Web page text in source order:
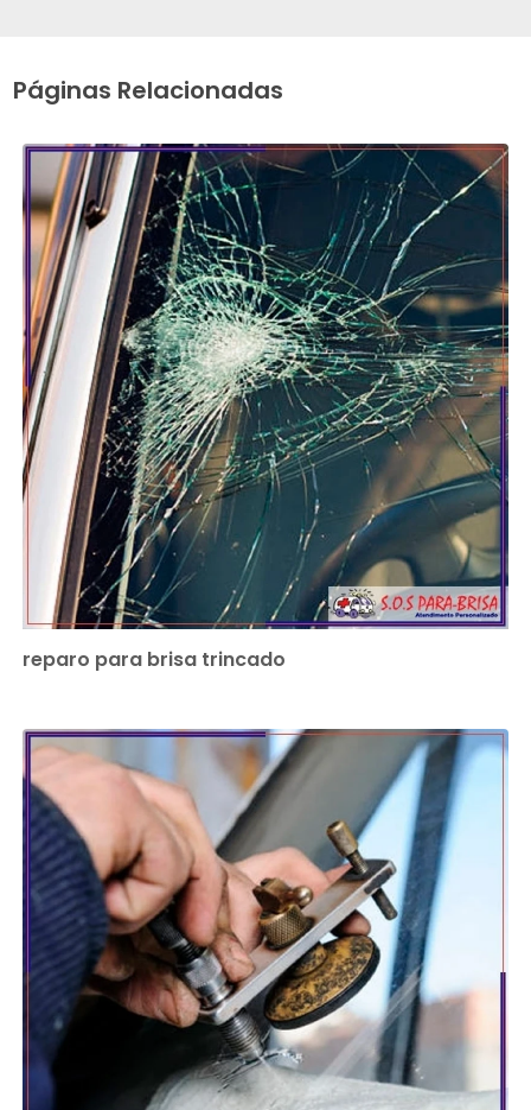
Páginas Relacionadas
reparo para brisa trincado